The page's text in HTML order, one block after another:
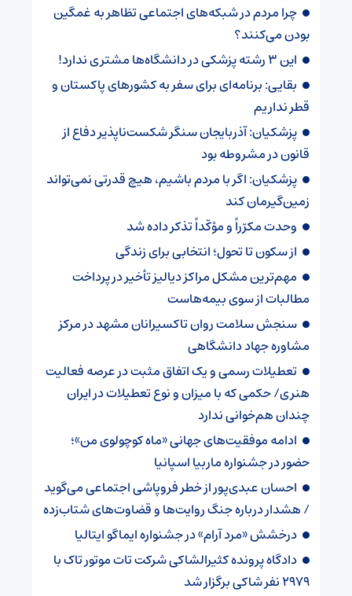
چرا مردم در شبکه‌های اجتماعی تظاهر به غمگین
بودن می‌کنند؟
این ۳ رشته پزشکی در دانشگاه‌ها مشتری ندارد!
بقایی: برنامه‌ای برای سفر به کشورهای پاکستان و
قطر نداریم
پزشکیان: آذربایجان سنگر شکست‌ناپذیر دفاع از
قانون در مشروطه بود
پزشکیان: اگر با مردم باشیم، هیچ قدرتی نمی‌تواند
زمین‌گیرمان کند
وحدت مکرّراً و مؤکّداً تذکر داده شد
از سکون تا تحول؛ انتخابی برای زندگی
مهم‌ترین مشکل مراکز دیالیز تأخیر در پرداخت
مطالبات از سوی بیمه‌هاست
سنجش سلامت روان تاکسیرانان مشهد در مرکز
مشاوره جهاد دانشگاهی
تعطیلات رسمی و یک اتفاق مثبت در عرصه فعالیت
هنری/ حکمی که با میزان و نوع تعطیلات در ایران
چندان هم‌خوانی ندارد
ادامه موفقیت‌های جهانی «ماه کوچولوی من»؛
حضور در جشنواره ماربیا اسپانیا
احسان عبدی‌پور از خطر فروپاشی اجتماعی می‌گوید
/ هشدار درباره جنگ روایت‌ها و قضاوت‌های شتاب‌زده
درخشش «مرد آرام» در جشنواره ایماگو ایتالیا
دادگاه پرونده کثیرالشاکی شرکت تات موتور تاک با
2979 نفر شاکی برگزار شد